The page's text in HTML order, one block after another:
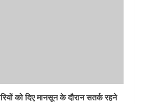
को दिए मानसून के दौरान सतर्क रहने